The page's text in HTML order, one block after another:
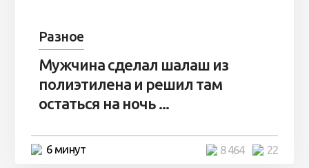
Разное
Мужчина сделал шалаш из
полиэтилена и решил там
остаться на ночь ...
6 минут 22
8 464